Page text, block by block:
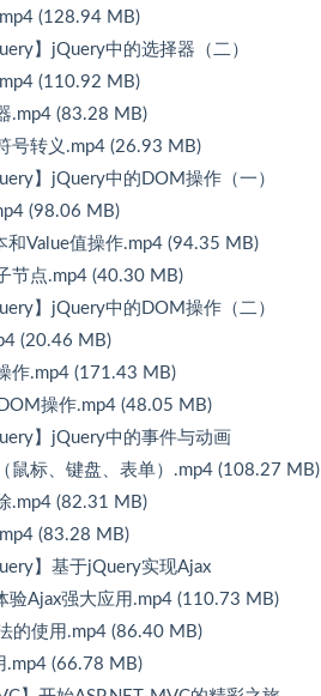
(128.94 MB)
】jQuery中的选择器（二）
(110.92 MB)
.mp4 (83.28 MB)
号转义.mp4 (26.93 MB)
】jQuery中的DOM操作（一）
(98.06 MB)
Value值操作.mp4 (94.35 MB)
节点.mp4 (40.30 MB)
】jQuery中的DOM操作（二）
(20.46 MB)
作.mp4 (171.43 MB)
操作.mp4 (48.05 MB)
】jQuery中的事件与动画
鼠标、键盘、表单）.mp4 (108.27 MB)
.mp4 (82.31 MB)
(83.28 MB)
】基于jQuery实现Ajax
Ajax强大应用.mp4 (110.73 MB)
的使用.mp4 (86.40 MB)
.mp4 (66.78 MB)